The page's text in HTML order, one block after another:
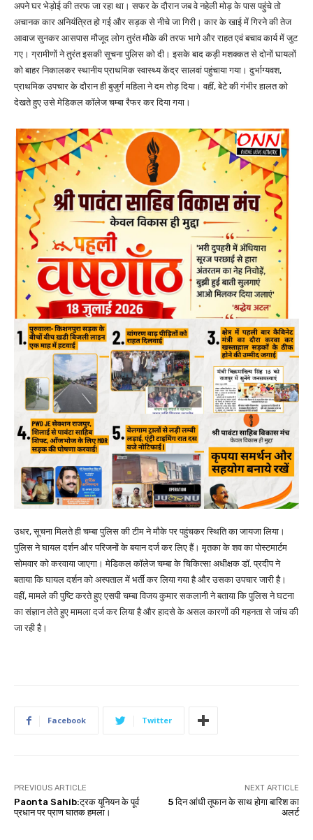
अपने घर भेड़ोई की तरफ जा रहा था। सफर के दौरान जब वे नहेली मोड़ के पास पहुंचे तो
अचानक कार अनियंत्रित हो गई और सड़क से नीचे जा गिरी। कार के खाई में गिरने की तेज
आवाज सुनकर आसपास मौजूद लोग तुरंत मौके की तरफ भागे और राहत एवं बचाव कार्य में जुट
गए। ग्रामीणों ने तुरंत इसकी सूचना पुलिस को दी। इसके बाद कड़ी मशक्कत से दोनों घायलों
को बाहर निकालकर स्थानीय प्राथमिक स्वास्थ्य केंद्र सालवां पहुंचाया गया। दुर्भाग्यवश,
प्राथमिक उपचार के दौरान ही बुजुर्ग महिला ने दम तोड़ दिया। वहीं, बेटे की गंभीर हालत को
देखते हुए उसे मेडिकल कॉलेज चम्बा रैफर कर दिया गया।
उधर, सूचना मिलते ही चम्बा पुलिस की टीम ने मौके पर पहुंचकर स्थिति का जायजा लिया।
पुलिस ने घायल दर्शन और परिजनों के बयान दर्ज कर लिए हैं। मृतका के शव का पोस्टमार्टम
सोमवार को करवाया जाएगा। मेडिकल कॉलेज चम्बा के चिकित्सा अधीक्षक डॉ. प्रदीप ने
बताया कि घायल दर्शन को अस्पताल में भर्ती कर लिया गया है और उसका उपचार जारी है।
वहीं, मामले की पुष्टि करते हुए एसपी चम्बा विजय कुमार सकलानी ने बताया कि पुलिस ने घटना
का संज्ञान लेते हुए मामला दर्ज कर लिया है और हादसे के असल कारणों की गहनता से जांच की
जा रही है।
Facebook Twitter
PREVIOUS ARTICLE
Paonta Sahib:ट्रक यूनियन के पूर्व
प्रधान पर प्राण घातक हमला।
NEXT ARTICLE
5 दिन आंधी तूफान के साथ होगा बारिश का
अलर्ट